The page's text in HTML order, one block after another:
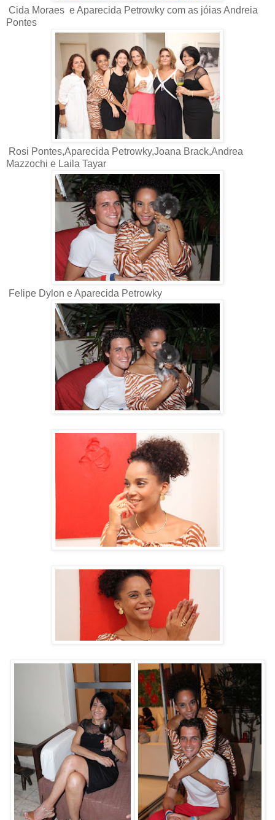
Cida Moraes e Aparecida Petrowky com as jóias Andreia
Pontes
Rosi Pontes,Aparecida Petrowky,Joana Brack,Andrea
Mazzochi e Laila Tayar
Felipe Dylon e Aparecida Petrowky